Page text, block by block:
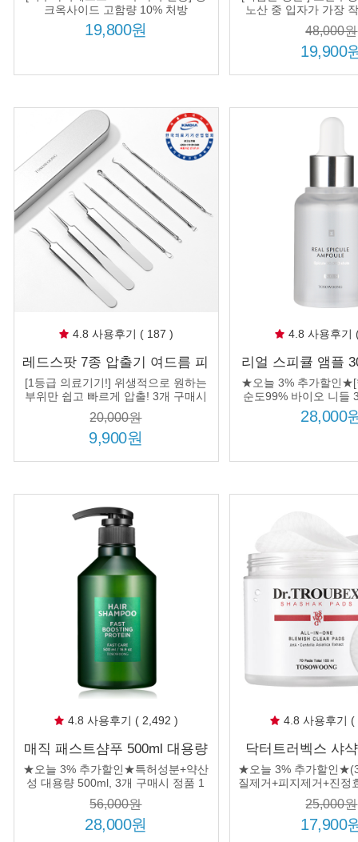
붉은 피부 장벽 케어
크옥사이드 고함량 10% 처방
19,800원
약산성 단백질
노산 중 입자가 가장
15,000ppm
48,000원
19,900
4.8 사용후기 ( 187 )
레드스팟 7종 압출기 여드름 피
지 뾰루지 블랙헤드 화이트헤
드 제거 압출 핀셋
[1등급 의료기기!] 위생적으로 원하는
부위만 쉽고 빠르게 압출! 3개 구매시
1개 추가증정
20,000원
9,900원
4.8 사용후기
리얼 스피큘 앰플
3만샷 문제성피부
백 주름
★오늘 3% 추가할인★[
순도99% 바이오 니들
매시 정품 1개 추
28,000
4.8 사용후기 ( 2,492 )
매직 패스트샴푸 500ml 대용량
약산성 FAST 샴푸
★오늘 3% 추가할인★특허성분+약산
성 대용량 500ml, 3개 구매시 정품 1
개 추가 증정
56,000원
28,000원
4.8 사용후기
닥터트러벡스 샤
얼굴 각질제거 필
실산 BHA 바하
★오늘 3% 추가할인
질제거+피지제거+진정
25,000원
17,900